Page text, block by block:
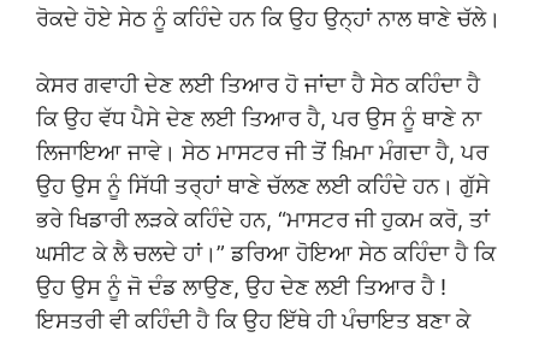
ਰੋਕਦੇ ਹੋਏ ਸੇਠ ਨੂੰ ਕਹਿੰਦੇ ਹਨ ਕਿ ਉਹ ਉਨ੍ਹਾਂ ਨਾਲ ਥਾਣੇ ਚੱਲੇ।
ਕੇਸਰ ਗਵਾਹੀ ਦੇਣ ਲਈ ਤਿਆਰ ਹੋ ਜਾਂਦਾ ਹੈ ਸੇਠ ਕਹਿੰਦਾ ਹੈ
ਕਿ ਉਹ ਵੱਧ ਪੈਸੇ ਦੇਣ ਲਈ ਤਿਆਰ ਹੈ, ਪਰ ਉਸ ਨੂੰ ਥਾਣੇ ਨਾ
ਲਿਜਾਇਆ ਜਾਵੇ। ਸੇਠ ਮਾਸਟਰ ਜੀ ਤੋਂ ਖ਼ਿਮਾ ਮੰਗਦਾ ਹੈ, ਪਰ
ਉਹ ਉਸ ਨੂੰ ਸਿੱਧੀ ਤਰ੍ਹਾਂ ਥਾਣੇ ਚੱਲਣ ਲਈ ਕਹਿੰਦੇ ਹਨ। ਗੁੱਸੇ
ਭਰੇ ਖਿਡਾਰੀ ਲੜਕੇ ਕਹਿੰਦੇ ਹਨ, “ਮਾਸਟਰ ਜੀ ਹੁਕਮ ਕਰੋ, ਤਾਂ
ਘਸੀਟ ਕੇ ਲੈ ਚਲਦੇ ਹਾਂ।” ਡਰਿਆ ਹੋਇਆ ਸੇਠ ਕਹਿੰਦਾ ਹੈ ਕਿ
ਉਹ ਉਸ ਨੂੰ ਜੋ ਦੰਡ ਲਾਉਣ, ਉਹ ਦੇਣ ਲਈ ਤਿਆਰ ਹੈ !
ਇਸਤਰੀ ਵੀ ਕਹਿੰਦੀ ਹੈ ਕਿ ਉਹ ਇੱਥੇ ਹੀ ਪੰਚਾਇਤ ਬਣਾ ਕੇ